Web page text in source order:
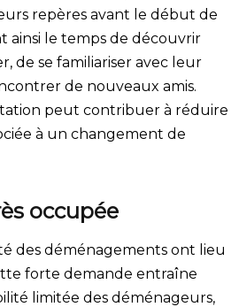
repères avant le début de
ainsi le temps de découvrir
de se familiariser avec leur
de nouveaux amis.
peut contribuer à réduire
à un changement de
occupée
des déménagements ont lieu
forte demande entraîne
limitée des déménageurs,